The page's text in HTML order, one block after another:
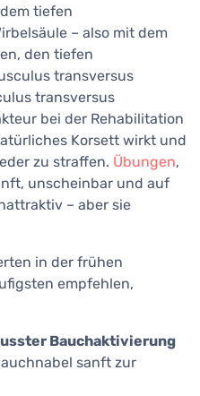
tiefen
– also mit dem
den tiefen
transversus
transversus
bei der Rehabilitation
Korsett wirkt und
zu straffen. Übungen,
unscheinbar und auf
– aber sie
in der frühen
empfehlen,
Bauchaktivierung
sanft zur